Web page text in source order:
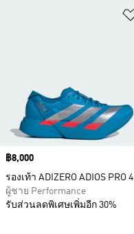
Price
฿8,000
รองเท้า ADIZERO ADIOS PRO 4
ผู้ชาย Performance
รับส่วนลดพิเศษเพิ่มอีก 30%